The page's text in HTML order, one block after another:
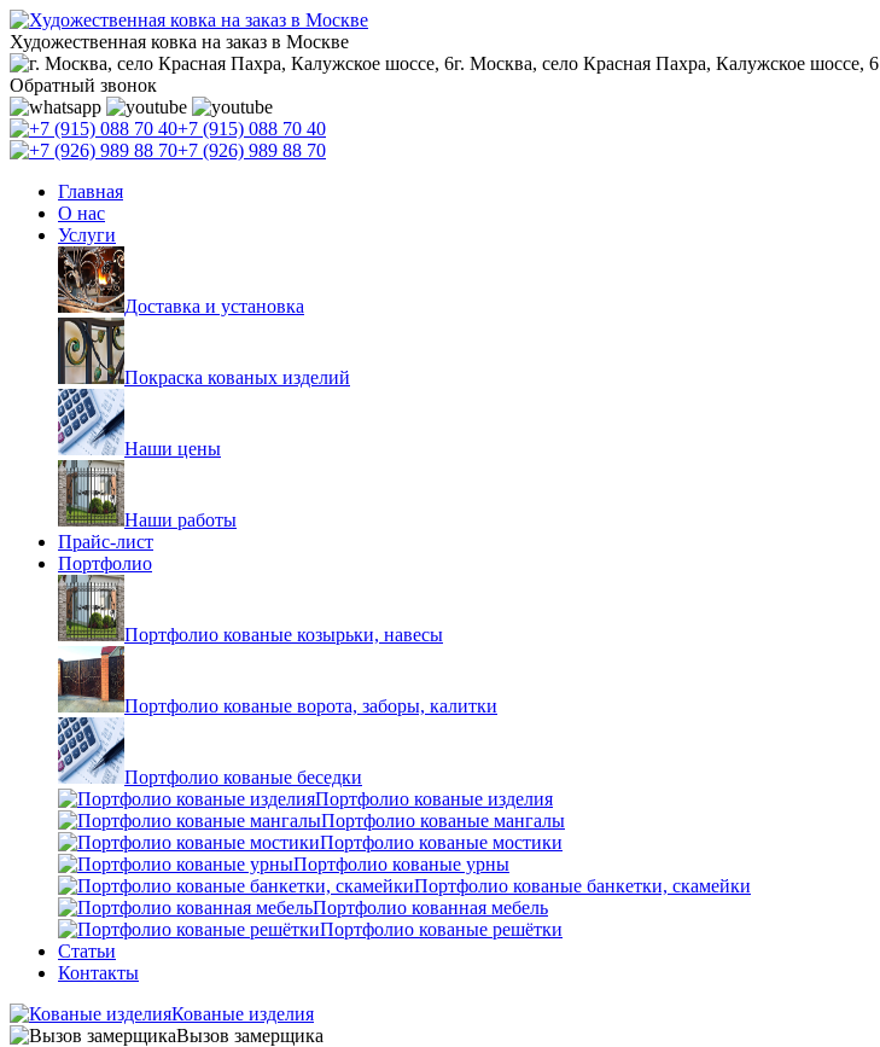
Художественная ковка на заказ в Москве
г. Москва, село Красная Пахра, Калужское шоссе, 6
Обратный звонок
+7 (915) 088 70 40
+7 (926) 989 88 70
Главная
О нас
Услуги
Доставка и установка
Покраска кованых изделий
Наши цены
Наши работы
Прайс-лист
Портфолио
Портфолио кованые козырьки, навесы
Портфолио кованые ворота, заборы, калитки
Портфолио кованые беседки
Портфолио кованые изделия
Портфолио кованые мангалы
Портфолио кованые мостики
Портфолио кованые урны
Портфолио кованые банкетки, скамейки
Портфолио кованная мебель
Портфолио кованые решётки
Статьи
Контакты
Кованые изделия
Вызов замерщика